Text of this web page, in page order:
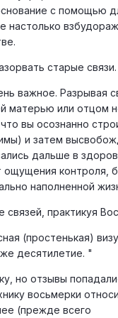
с помощью
настолько
старые
важное. Разрывая
матерью или отцом
вы осознанно
и затем
дальше в
ощущения контроля,
наполненной
практикуя
(простенькая)
десятилетие. "
но отзывы
восьмерки
(прежде всего